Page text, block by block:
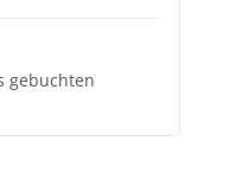
gebuchten